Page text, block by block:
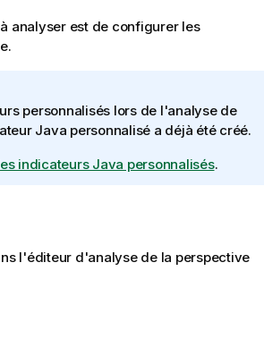
analyser est de configurer les
personnalisés lors de l'analyse de
Java personnalisé a déjà été créé.
indicateurs Java personnalisés.
l'éditeur d'analyse de la perspective